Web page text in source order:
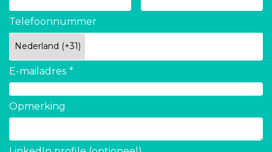
Telefoonnummer
E-mailadres
Opmerking